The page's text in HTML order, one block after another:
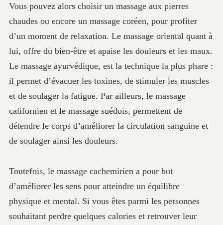
Vous pouvez alors choisir un massage aux pierres
chaudes ou encore un massage coréen, pour profiter
d’un moment de relaxation. Le massage oriental quant à
lui, offre du bien-être et apaise les douleurs et les maux.
Le massage ayurvédique, est la technique la plus phare :
il permet d’évacuer les toxines, de stimuler les muscles
et de soulager la fatigue. Par ailleurs, le massage
californien et le massage suédois, permettent de
détendre le corps d’améliorer la circulation sanguine et
de soulager ainsi les douleurs.
Toutefois, le massage cachemirien a pour but
d’améliorer les sens pour atteindre un équilibre
physique et mental. Si vous êtes parmi les personnes
souhaitant perdre quelques calories et retrouver leur